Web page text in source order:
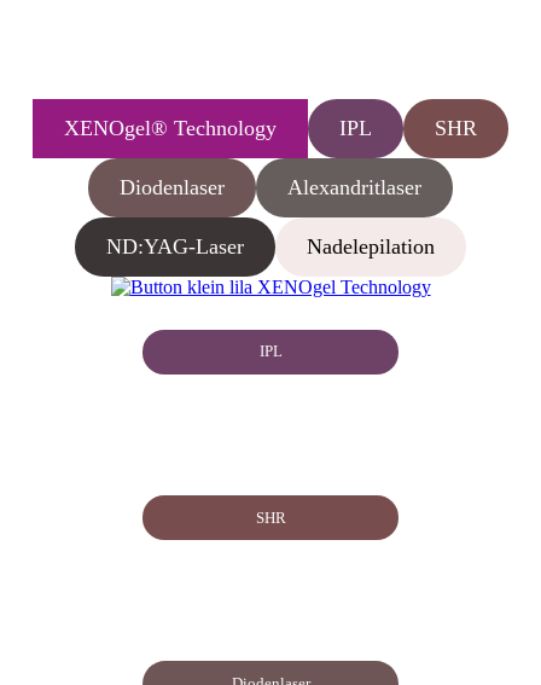
XENOgel® Technology IPL SHR
Diodenlaser Alexandritlaser
ND:YAG-Laser Nadelepilation
IPL
SHR